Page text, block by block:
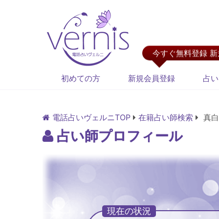
今すぐ無料登録
初めての方 新規会員登録 占
電話占いヴェルニTOP 在籍占い師検索 真
占い師プロフィール